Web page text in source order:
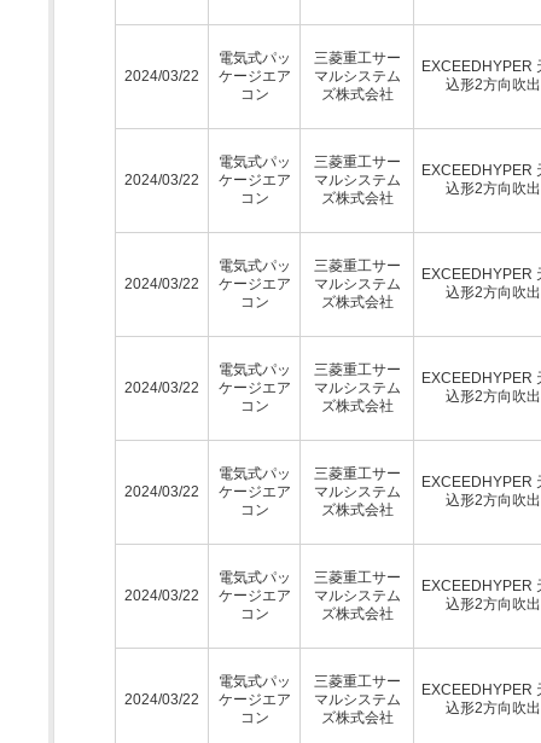
2024/03/22
電気式パッ
ケージエア
コン
三菱重工サー
マルシステム
ズ株式会社
EXCEEDHYPER
込形2方向吹
2024/03/22
電気式パッ
ケージエア
コン
三菱重工サー
マルシステム
ズ株式会社
EXCEEDHYPER
込形2方向吹
2024/03/22
電気式パッ
ケージエア
コン
三菱重工サー
マルシステム
ズ株式会社
EXCEEDHYPER
込形2方向吹
2024/03/22
電気式パッ
ケージエア
コン
三菱重工サー
マルシステム
ズ株式会社
EXCEEDHYPER
込形2方向吹
2024/03/22
電気式パッ
ケージエア
コン
三菱重工サー
マルシステム
ズ株式会社
EXCEEDHYPER
込形2方向吹
2024/03/22
電気式パッ
ケージエア
コン
三菱重工サー
マルシステム
ズ株式会社
EXCEEDHYPER
込形2方向吹
2024/03/22
電気式パッ
ケージエア
コン
三菱重工サー
マルシステム
ズ株式会社
EXCEEDHYPER
込形2方向吹